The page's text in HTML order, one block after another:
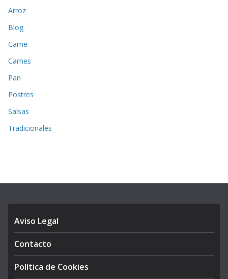
Arroz
Blog
Carne
Carnes
Pan
Postres
Salsas
Tradicionales
Aviso Legal
Contacto
Política de Cookies